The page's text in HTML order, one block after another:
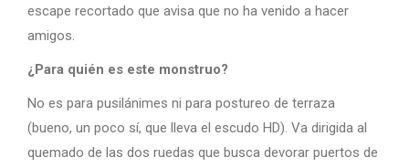
escape recortado que avisa que no ha venido a hacer
amigos.
¿Para quién es este monstruo?
No es para pusilánimes ni para postureo de terraza
(bueno, un poco sí, que lleva el escudo HD). Va dirigida al
quemado de las dos ruedas que busca devorar puertos de